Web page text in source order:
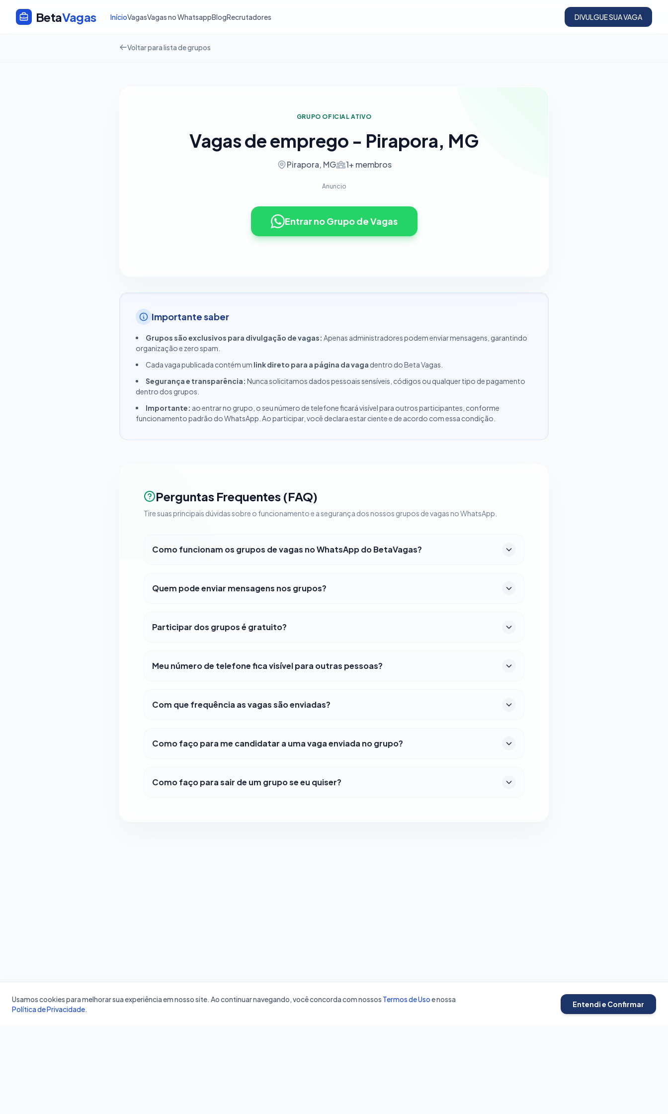
BetaVagas InícioVagasVagas no WhatsappBlogRecrutadores DIVULGUE SUA VAGA
Voltar para lista de grupos
GRUPO OFICIAL ATIVO
Vagas de emprego - Pirapora, MG
Pirapora, MG 1+ membros
Anuncio
Entrar no Grupo de Vagas
Importante saber
Grupos são exclusivos para divulgação de vagas: Apenas administradores podem enviar mensagens, garantindo
organização e zero spam.
Cada vaga publicada contém um link direto para a página da vaga dentro do Beta Vagas.
Segurança e transparência: Nunca solicitamos dados pessoais sensíveis, códigos ou qualquer tipo de pagamento
dentro dos grupos.
Importante: ao entrar no grupo, o seu número de telefone ficará visível para outros participantes, conforme
funcionamento padrão do WhatsApp. Ao participar, você declara estar ciente e de acordo com essa condição.
Perguntas Frequentes (FAQ)
Tire suas principais dúvidas sobre o funcionamento e a segurança dos nossos grupos de vagas no WhatsApp.
Como funcionam os grupos de vagas no WhatsApp do BetaVagas?
Quem pode enviar mensagens nos grupos?
Participar dos grupos é gratuito?
Meu número de telefone fica visível para outras pessoas?
Com que frequência as vagas são enviadas?
Como faço para me candidatar a uma vaga enviada no grupo?
Como faço para sair de um grupo se eu quiser?
Usamos cookies para melhorar sua experiência em nosso site. Ao continuar navegando, você concorda com nossos Termos de Usoe nossa
Política de Privacidade.
Entendi e Confirmar